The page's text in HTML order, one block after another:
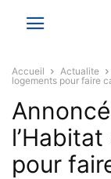
Accueil Actualite
logements pour faire
pour